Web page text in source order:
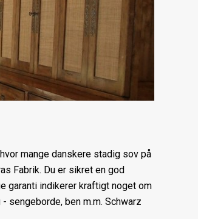
mange danskere stadig sov på
Fabrik. Du er sikret en god
garanti indikerer kraftigt noget om
sengeborde, ben m.m. Schwarz